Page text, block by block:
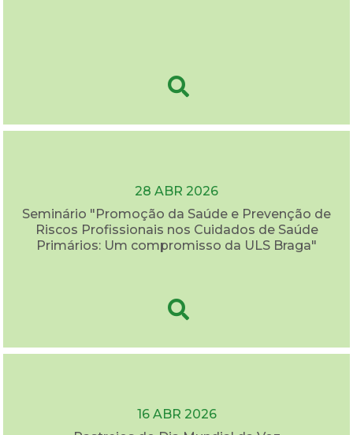
28 ABR 2026
Seminário "Promoção da Saúde e Prevenção de
Riscos Profissionais nos Cuidados de Saúde
Primários: Um compromisso da ULS Braga"
16 ABR 2026